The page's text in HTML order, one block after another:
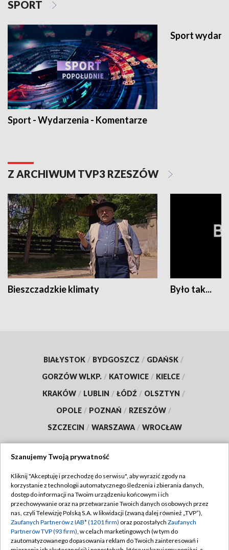
SPORT
Sport - Wydarzenia - Komentarze
Sport
Z ARCHIWUM TVP3 RZESZÓW
Bieszczadzkie klimaty Było tak...
BIAŁYSTOK / BYDGOSZCZ / GDAŃSK /
GORZÓW WLKP. / KATOWICE / KIELCE /
KRAKÓW / LUBLIN / ŁÓDŹ / OLSZTYN /
OPOLE / POZNAŃ / RZESZÓW /
SZCZECIN / WARSZAWA / WROCŁAW
Dołącz do nas:
TVP
Abonament TVP
Emisja w TVP
Centrum informacji TVP
Regulamin TVP
Polityka prywatności
Szanujemy Twoją prywatność
Kliknij "Akceptuję i przechodzę do serwisu", aby wyrazić zgody na
korzystanie z technologii automatycznego śledzenia i zbierania danych,
dostęp do informacji na Twoim urządzeniu końcowym i ich
przechowywanie oraz na przetwarzanie Twoich danych osobowych przez
nas, czyli Telewizję Polską S.A. w likwidacji (zwaną dalej również „TVP”),
Zaufanych Partnerów z IAB* (1201 firm) oraz pozostałych Zaufanych
Partnerów TVP (93 firm), w celach marketingowych (w tym do
zautomatyzowanego dopasowania reklam do Twoich zainteresowań i